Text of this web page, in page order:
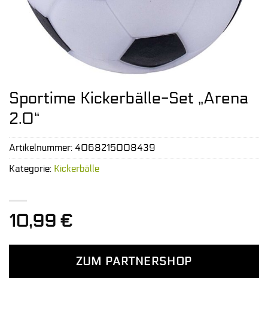
Sportime Kickerbälle-Set „Arena
2.0“
10,99 €
ZUM PARTNERSHOP
Artikelnummer: 4068215008439
Kategorie: Kickerbälle